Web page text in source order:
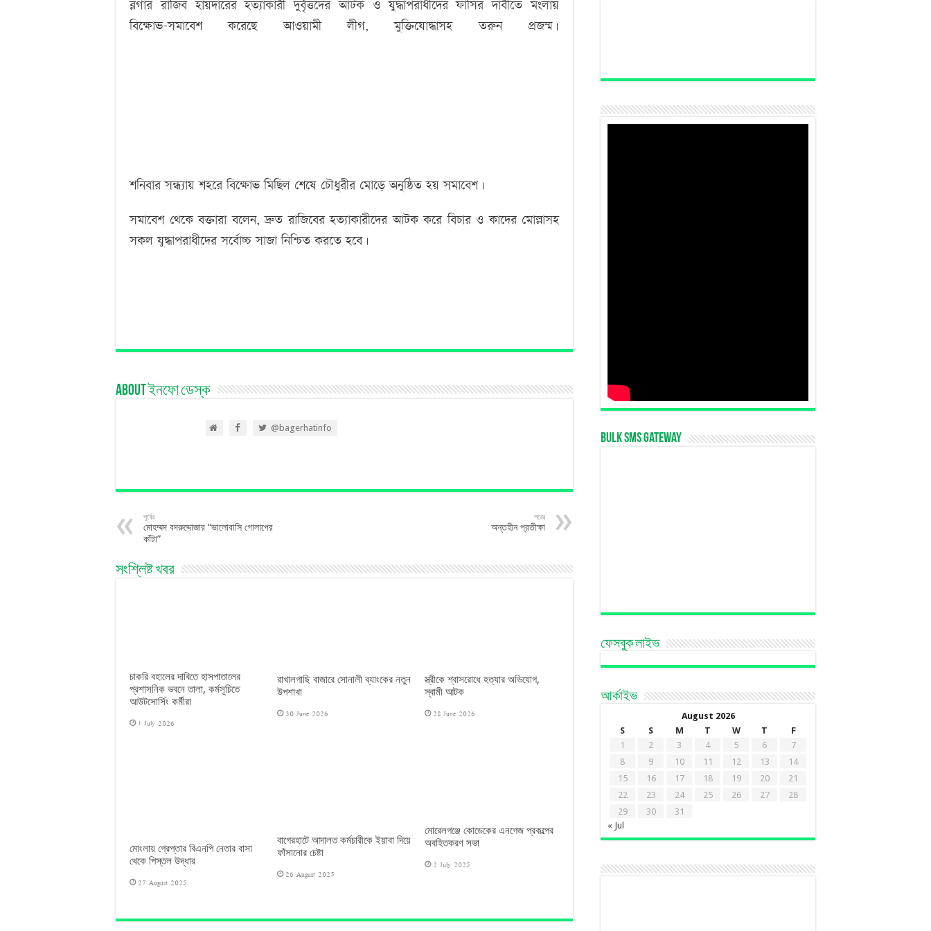
মহাসড়ক ঝুঁকি বাড়ছে বিশ্ব ঐতিহ্য ষাটগম্বুজ মসজিদের
রাজিবের
হত্যাকারীদের
ব্লগার রাজিব হায়দারের হত্যাকারী দুর্বৃত্তদের আটক ও যুদ্ধাপরাধীদের ফাসির দাবীতে মংলায়
বিক্ষোভ-সমাবেশ করেছে আওয়ামী লীগ, মুক্তিযোদ্ধাসহ তরুন প্রজন্ম।
শনিবার সন্ধ্যায় শহরে বিক্ষোভ মিছিল শেষে চৌধুরীর মোড়ে অনুষ্ঠিত হয় সমাবেশ।
সমাবেশ থেকে বক্তারা বলেন, দ্রুত রাজিবের হত্যাকারীদের আটক করে বিচার ও কাদের মোল্লাসহ
সকল যুদ্ধাপরাধীদের সর্বোচ্চ সাজা নিশ্চিত করতে হবে।
About ইনফো ডেস্ক
@bagerhatinfo
পূর্বের
মোহম্মদ বদরুদ্দোজার “ভালোবাসি গোলাপের
কাঁটা”
পরের
অন্তহীন প্রতীক্ষা
সংশ্লিষ্ট খবর
চাকরি বহালের দাবিতে হাসপাতালের
প্রশাসনিক ভবনে তালা, কর্মসূচিতে
আউটসোর্সিং কর্মীরা
1 July 2026
রাখালগাছি বাজারে সোনালী ব্যাংকের নতুন
উপশাখা
30 June 2026
স্ত্রীকে শ্বাসরোধে হত্যার অভিযোগ,
স্বামী আটক
28 June 2026
মোংলায় গ্রেপ্তার বিএনপি নেতার বাসা
থেকে পিস্তল উদ্ধার
27 August 2025
বাগেরহাটে আদালত কর্মচারীকে ইয়াবা দিয়ে
ফাঁসানোর চেষ্টা
26 August 2025
মোরেলগঞ্জে কোডেকের এনগেজ প্রকল্পের
অবহিতকরণ সভা
2 July 2025
Bulk SMS Gateway
ফেসবুক লাইভ
আর্কাইভ
August 2026
S
S M T W T
F
1
2 3 4 5 6
7
8
9 10 11 12 13
14
15
16 17 18 19 20
21
22
23 24 25 26 27
28
29
30
31
« Jul